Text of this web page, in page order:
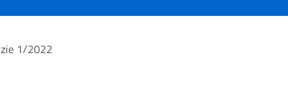
1/2022